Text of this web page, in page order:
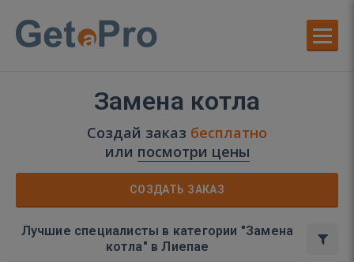
Замена котла
Создай заказ бесплатно
или посмотри цены
СОЗДАТЬ ЗАКАЗ
Лучшие специалисты в категории "Замена
котла" в Лиепае